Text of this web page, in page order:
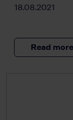
18.08.2021
Read more